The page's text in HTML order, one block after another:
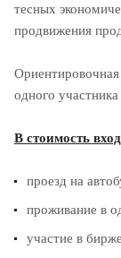
тесных
продвижения
Ориентировочная
одного
В стоимость
проезд на
проживание в
участие в